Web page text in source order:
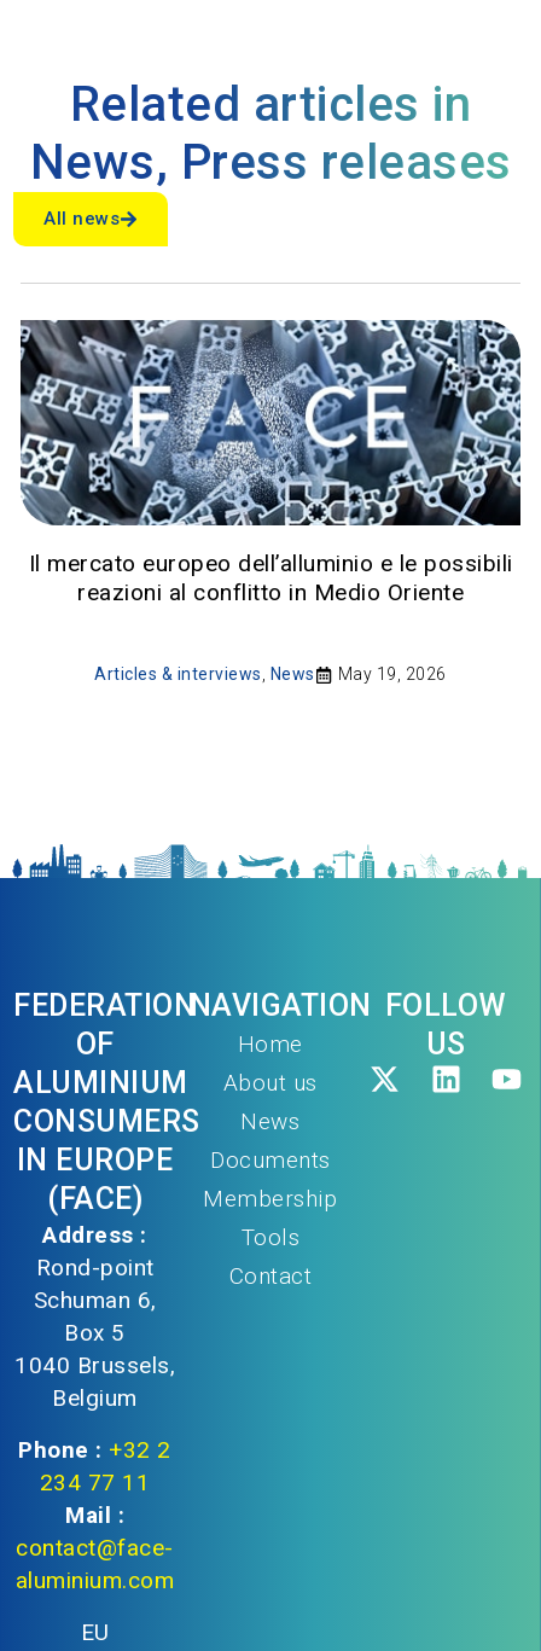
Related articles in
News, Press releases
All news
Il mercato europeo dell’alluminio e le possibili
reazioni al conflitto in Medio Oriente
Articles & interviews News May 19, 2026
FEDERATION
OF
ALUMINIUM
CONSUMERS
IN EUROPE
(FACE)
Address :
Rond-point
Schuman 6,
Box 5
1040 Brussels,
Belgium
Phone : +32 2
234 77 11
Mail :
contact@face-
aluminium.com
EU
NAVIGATION
Home
About us
News
Documents
Membership
Tools
Contact
FOLLOW
US